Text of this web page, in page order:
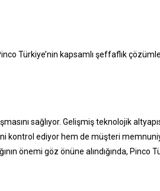
Türkiye’nin kapsamlı şeffaflık
sağlıyor. Gelişmiş teknolojik
ediyor hem de müşteri
önemi göz önüne alındığında, Pinco